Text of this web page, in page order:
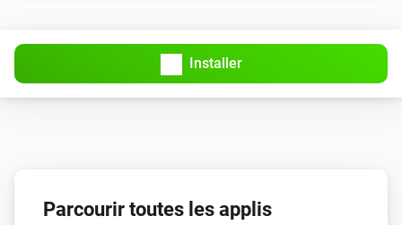
Installer
Parcourir toutes les applis